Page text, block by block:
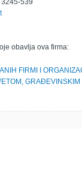
3245-539
obavlja ova firma:
FIRMI I